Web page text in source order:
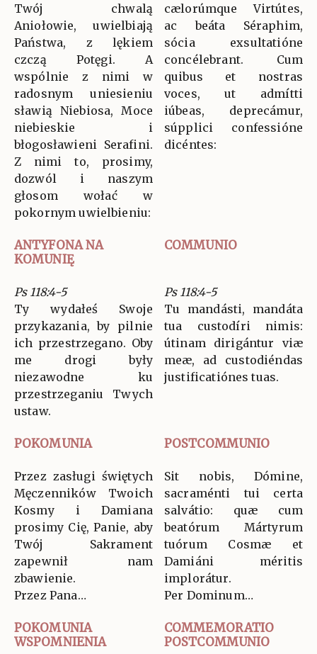
Twój chwalą
Aniołowie, uwielbiają
Państwa, z lękiem
czczą Potęgi. A
wspólnie z nimi w
radosnym uniesieniu
sławią Niebiosa, Moce
niebieskie i
błogosławieni Serafini.
Z nimi to, prosimy,
dozwól i naszym
głosom wołać w
pokornym uwielbieniu:
cælorúmque Virtútes,
ac beáta Séraphim,
sócia exsultatióne
concélebrant. Cum
quibus et nostras
voces, ut admítti
iúbeas, deprecámur,
súpplici confessióne
dicéntes:
ANTYFONA NA
KOMUNIĘ
COMMUNIO
Ps 118:4-5
Ty wydałeś Swoje
przykazania, by pilnie
ich przestrzegano. Oby
me drogi były
niezawodne ku
przestrzeganiu Twych
ustaw.
Ps 118:4-5
Tu mandásti, mandáta
tua custodíri nimis:
útinam dirigántur viæ
meæ, ad custodiéndas
justificatiónes tuas.
POKOMUNIA POSTCOMMUNIO
Przez zasługi świętych
Męczenników Twoich
Kosmy i Damiana
prosimy Cię, Panie, aby
Twój Sakrament
zapewnił nam
zbawienie.
Przez Pana…
Sit nobis, Dómine,
sacraménti tui certa
salvátio: quæ cum
beatórum Mártyrum
tuórum Cosmæ et
Damiáni méritis
implorátur.
Per Dominum…
POKOMUNIA
WSPOMNIENIA
COMMEMORATIO
POSTCOMMUNIO